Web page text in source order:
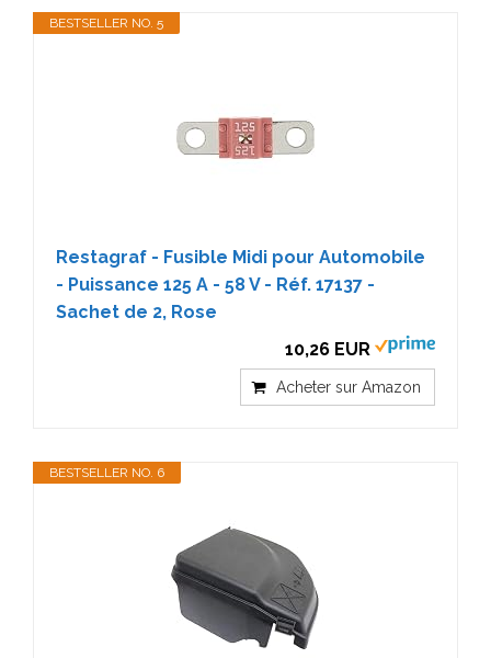
BESTSELLER NO. 5
Restagraf - Fusible Midi pour Automobile
- Puissance 125 A - 58 V - Réf. 17137 -
Sachet de 2, Rose
10,26 EUR
Acheter sur Amazon
BESTSELLER NO. 6